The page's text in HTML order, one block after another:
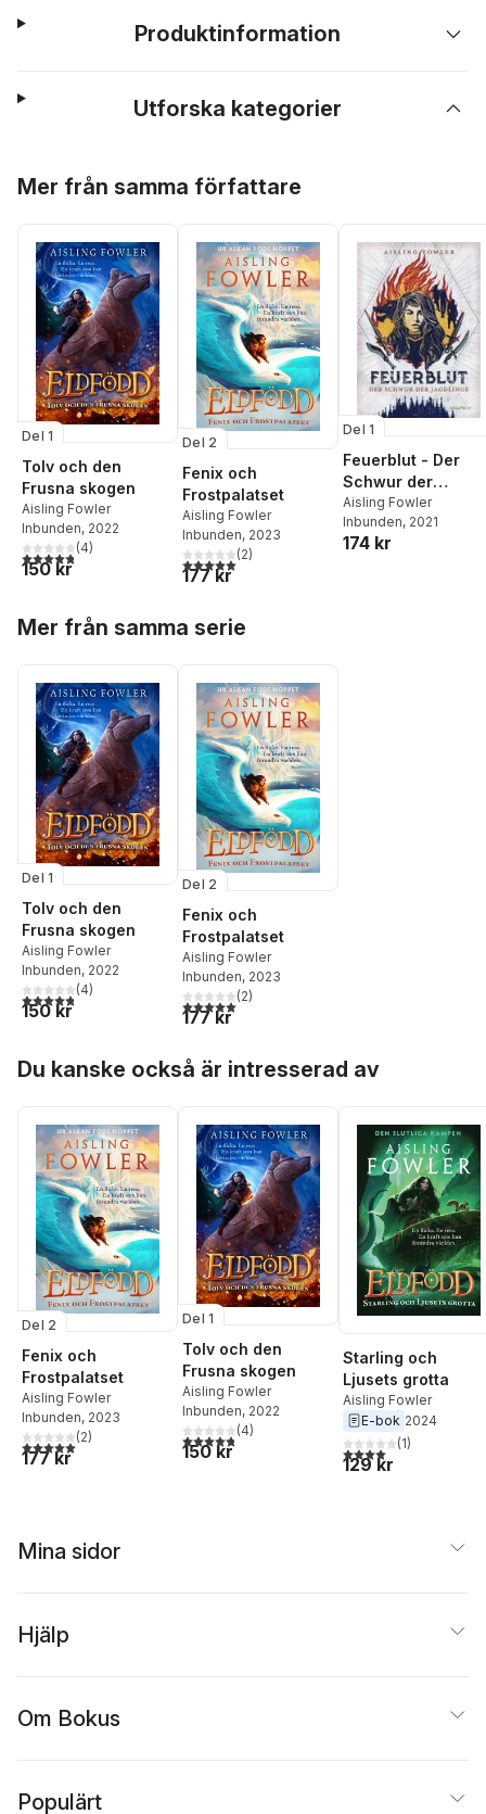
Produktinformation
Utforska kategorier
Mer från samma författare
Del 1
Tolv och den
Frusna skogen
Aisling Fowler
Inbunden, 2022
4,8utav 5 stjärnor. Totalt antal röster:
(4)
150 kr
Del 2
Fenix och
Frostpalatset
Aisling Fowler
Inbunden, 2023
5,0utav 5 stjärnor. Totalt antal röster:
(2)
177 kr
Del 1
Feuerblut - Der
Schwur der
Jagdlinge
Aisling Fowler
Inbunden, 2021
174 kr
Mer från samma serie
Del 1
Tolv och den
Frusna skogen
Aisling Fowler
Inbunden, 2022
4,8utav 5 stjärnor. Totalt antal röster:
(4)
150 kr
Del 2
Fenix och
Frostpalatset
Aisling Fowler
Inbunden, 2023
5,0utav 5 stjärnor. Totalt antal röster:
(2)
177 kr
Du kanske också är intresserad av
Del 2
Fenix och
Frostpalatset
Aisling Fowler
Inbunden, 2023
5,0utav 5 stjärnor. Totalt antal röster:
(2)
177 kr
Del 1
Tolv och den
Frusna skogen
Aisling Fowler
Inbunden, 2022
4,8utav 5 stjärnor. Totalt antal röster:
(4)
150 kr
Starling och
Ljusets grotta
Aisling Fowler
E-bok 2024
4,0utav 5 stjärnor.
(1)
129 kr
Mina sidor
Hjälp
Om Bokus
Populärt